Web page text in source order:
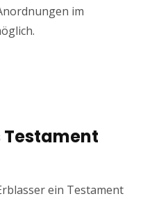
im
ein Testament